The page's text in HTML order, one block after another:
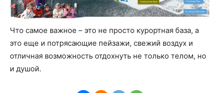
Что самое важное – это не просто курортная база, а
это еще и потрясающие пейзажи, свежий воздух и
отличная возможность отдохнуть не только телом, но
и душой.